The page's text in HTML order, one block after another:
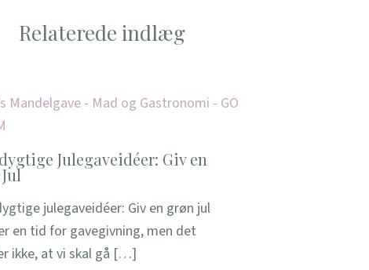
Relaterede indlæg
Julegaveidéer: Giv en
julegaveidéer: Giv en grøn jul
en tid for gavegivning, men det
ikke, at vi skal gå […]